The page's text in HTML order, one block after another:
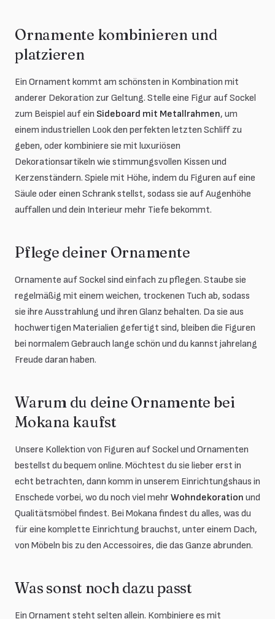
Ornamente kombinieren und
platzieren
Ein Ornament kommt am schönsten in Kombination mit
anderer Dekoration zur Geltung. Stelle eine Figur auf Sockel
zum Beispiel auf ein Sideboard mit Metallrahmen, um
einem industriellen Look den perfekten letzten Schliff zu
geben, oder kombiniere sie mit luxuriösen
Dekorationsartikeln wie stimmungsvollen Kissen und
Kerzenständern. Spiele mit Höhe, indem du Figuren auf eine
Säule oder einen Schrank stellst, sodass sie auf Augenhöhe
auffallen und dein Interieur mehr Tiefe bekommt.
Pflege deiner Ornamente
Ornamente auf Sockel sind einfach zu pflegen. Staube sie
regelmäßig mit einem weichen, trockenen Tuch ab, sodass
sie ihre Ausstrahlung und ihren Glanz behalten. Da sie aus
hochwertigen Materialien gefertigt sind, bleiben die Figuren
bei normalem Gebrauch lange schön und du kannst jahrelang
Freude daran haben.
Warum du deine Ornamente bei
Mokana kaufst
Unsere Kollektion von Figuren auf Sockel und Ornamenten
bestellst du bequem online. Möchtest du sie lieber erst in
echt betrachten, dann komm in unserem Einrichtungshaus in
Enschede vorbei, wo du noch viel mehr Wohndekoration und
Qualitätsmöbel findest. Bei Mokana findest du alles, was du
für eine komplette Einrichtung brauchst, unter einem Dach,
von Möbeln bis zu den Accessoires, die das Ganze abrunden.
Was sonst noch dazu passt
Ein Ornament steht selten allein. Kombiniere es mit